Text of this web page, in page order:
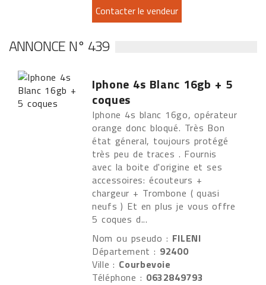
ANNONCE N° 439
Iphone 4s Blanc 16gb + 5
coques
Iphone 4s blanc 16go, opérateur
orange donc bloqué. Très Bon
état géneral, toujours protégé
très peu de traces . Fournis
avec la boite d'origine et ses
accessoires: écouteurs +
chargeur + Trombone ( quasi
neufs ) Et en plus je vous offre
5 coques d...
Nom ou pseudo : FILENI
Département : 92400
Ville : Courbevoie
Téléphone : 0632849793